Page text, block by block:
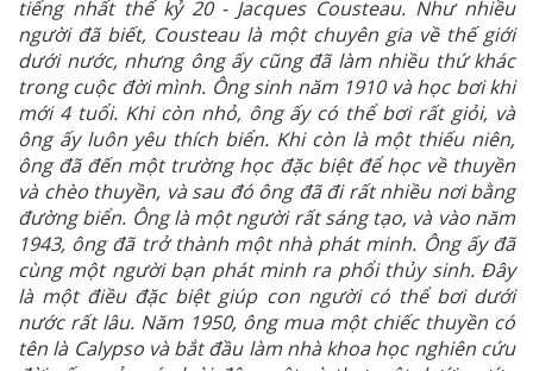
tiếng nhất thế kỷ 20 - Jacques Cousteau. Như nhiều
người đã biết, Cousteau là một chuyên gia về thế giới
dưới nước, nhưng ông ấy cũng đã làm nhiều thứ khác
trong cuộc đời mình. Ông sinh năm 1910 và học bơi khi
mới 4 tuổi. Khi còn nhỏ, ông ấy có thể bơi rất giỏi, và
ông ấy luôn yêu thích biển. Khi còn là một thiếu niên,
ông đã đến một trường học đặc biệt để học về thuyền
và chèo thuyền, và sau đó ông đã đi rất nhiều nơi bằng
đường biển. Ông là một người rất sáng tạo, và vào năm
1943, ông đã trở thành một nhà phát minh. Ông ấy đã
cùng một người bạn phát minh ra phổi thủy sinh. Đây
là một điều đặc biệt giúp con người có thể bơi dưới
nước rất lâu. Năm 1950, ông mua một chiếc thuyền có
tên là Calypso và bắt đầu làm nhà khoa học nghiên cứu